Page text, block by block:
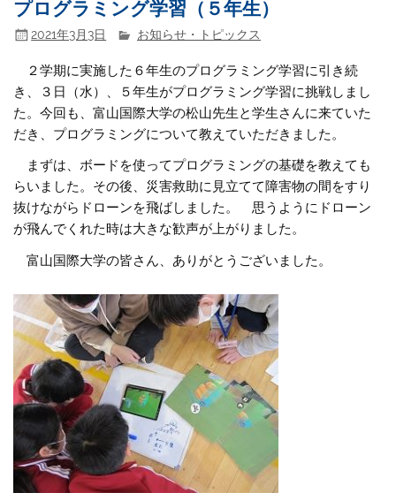
プログラミング学習（５年生）
2021年3月3日 お知らせ・トピックス
２学期に実施した６年生のプログラミング学習に引き続
き、３日（水）、５年生がプログラミング学習に挑戦しまし
た。今回も、富山国際大学の松山先生と学生さんに来ていた
だき、プログラミングについて教えていただきました。
まずは、ボードを使ってプログラミングの基礎を教えても
らいました。その後、災害救助に見立てて障害物の間をすり
抜けながらドローンを飛ばしました。 思うようにドローン
が飛んでくれた時は大きな歓声が上がりました。
富山国際大学の皆さん、ありがとうございました。